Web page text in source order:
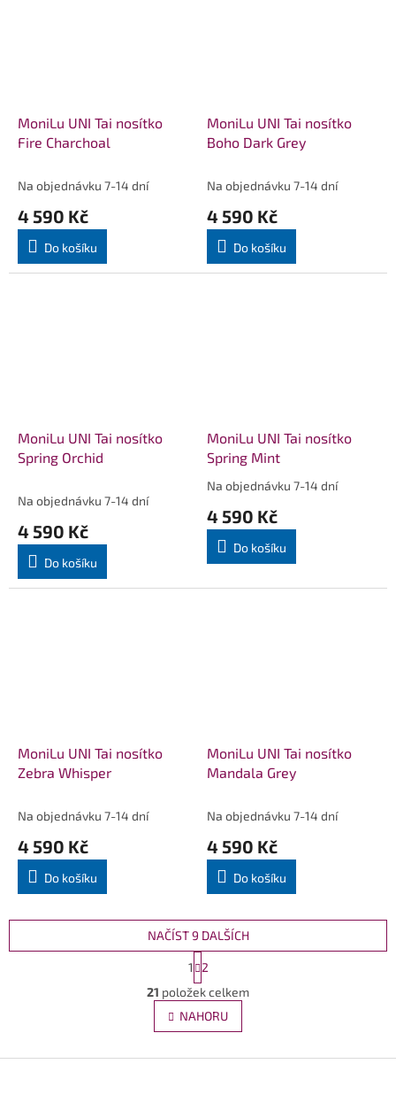
MoniLu UNI Tai nosítko
Fire Charchoal
Na objednávku 7-14 dní
4 590 Kč
Do košíku
MoniLu UNI Tai nosítko
Boho Dark Grey
Na objednávku 7-14 dní
4 590 Kč
Do košíku
MoniLu UNI Tai nosítko
Spring Orchid
Na objednávku 7-14 dní
4 590 Kč
Do košíku
MoniLu UNI Tai nosítko
Spring Mint
Průměrné
produktu
5,0
5
Na objednávku 7-14 dní
4 590 Kč
Do košíku
MoniLu UNI Tai nosítko
Zebra Whisper
Na objednávku 7-14 dní
4 590 Kč
Do košíku
MoniLu UNI Tai nosítko
Mandala Grey
Na objednávku 7-14 dní
4 590 Kč
Do košíku
O
v
l
á
NAČÍST 9 DALŠÍCH
S
t
r
á
n
k
v
1
2
21 položek celkem
NAHORU